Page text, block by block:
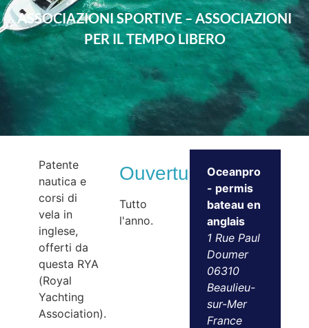
ASSOCIAZIONI SPORTIVE – ASSOCIAZIONI
PER IL TEMPO LIBERO
Patente
nautica e
corsi di
vela in
inglese,
offerti da
questa RYA
(Royal
Yachting
Association).
Ouvertures
Tutto
l'anno.
Oceanpro
- permis
bateau en
anglais
1 Rue Paul
Doumer
06310
Beaulieu-
sur-Mer
France